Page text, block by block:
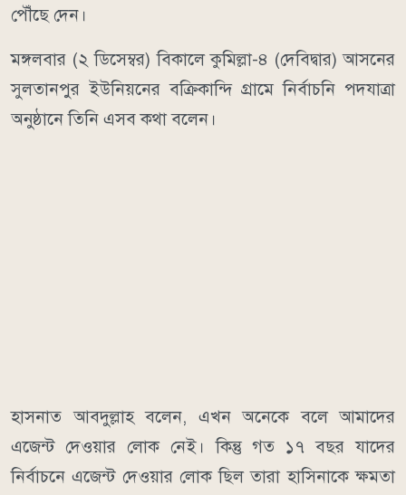
পৌঁছে দেন।
মঙ্গলবার (২ ডিসেম্বর) বিকালে কুমিল্লা-৪ (দেবিদ্বার) আসনের
সুলতানপুর ইউনিয়নের বক্রিকান্দি গ্রামে নির্বাচনি পদযাত্রা
অনুষ্ঠানে তিনি এসব কথা বলেন।
হাসনাত আবদুল্লাহ বলেন, এখন অনেকে বলে আমাদের
এজেন্ট দেওয়ার লোক নেই। কিন্তু গত ১৭ বছর যাদের
নির্বাচনে এজেন্ট দেওয়ার লোক ছিল তারা হাসিনাকে ক্ষমতা